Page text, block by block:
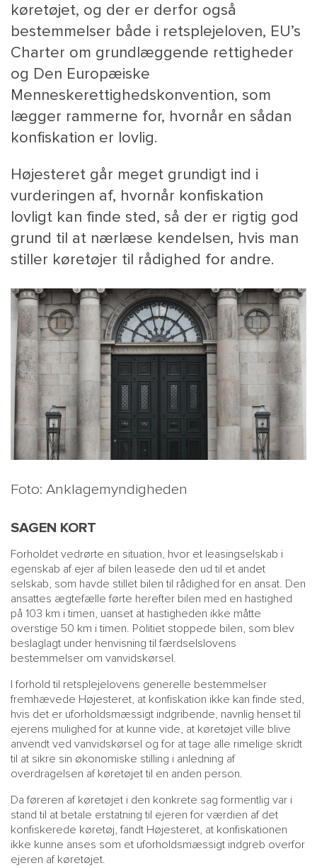
MENU
SMALL
HR
køretøjet, og der er derfor også
bestemmelser både i retsplejeloven, EU’s
Charter om grundlæggende rettigheder
og Den Europæiske
Menneskerettighedskonvention, som
lægger rammerne for, hvornår en sådan
konfiskation er lovlig.
Højesteret går meget grundigt ind i
vurderingen af, hvornår konfiskation
lovligt kan finde sted, så der er rigtig god
grund til at nærlæse kendelsen, hvis man
stiller køretøjer til rådighed for andre.
Foto: Anklagemyndigheden
SAGEN KORT
Forholdet vedrørte en situation, hvor et leasingselskab i
egenskab af ejer af bilen leasede den ud til et andet
selskab, som havde stillet bilen til rådighed for en ansat. Den
ansattes ægtefælle førte herefter bilen med en hastighed
på 103 km i timen, uanset at hastigheden ikke måtte
overstige 50 km i timen. Politiet stoppede bilen, som blev
beslaglagt under henvisning til færdselslovens
bestemmelser om vanvidskørsel.
I forhold til retsplejelovens generelle bestemmelser
fremhævede Højesteret, at konfiskation ikke kan finde sted,
hvis det er uforholdsmæssigt indgribende, navnlig henset til
ejerens mulighed for at kunne vide, at køretøjet ville blive
anvendt ved vanvidskørsel og for at tage alle rimelige skridt
til at sikre sin økonomiske stilling i anledning af
overdragelsen af køretøjet til en anden person.
Da føreren af køretøjet i den konkrete sag formentlig var i
stand til at betale erstatning til ejeren for værdien af det
konfiskerede køretøj, fandt Højesteret, at konfiskationen
ikke kunne anses som et uforholdsmæssigt indgreb overfor
ejeren af køretøjet.